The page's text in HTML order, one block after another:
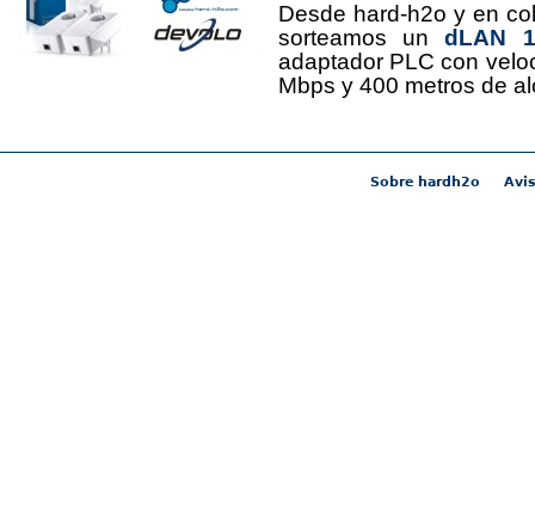
Desde hard-h2o y en
sorteamos undLAN
adaptador PLC con
Mbps y 400 metros de
Sobre hardh2o